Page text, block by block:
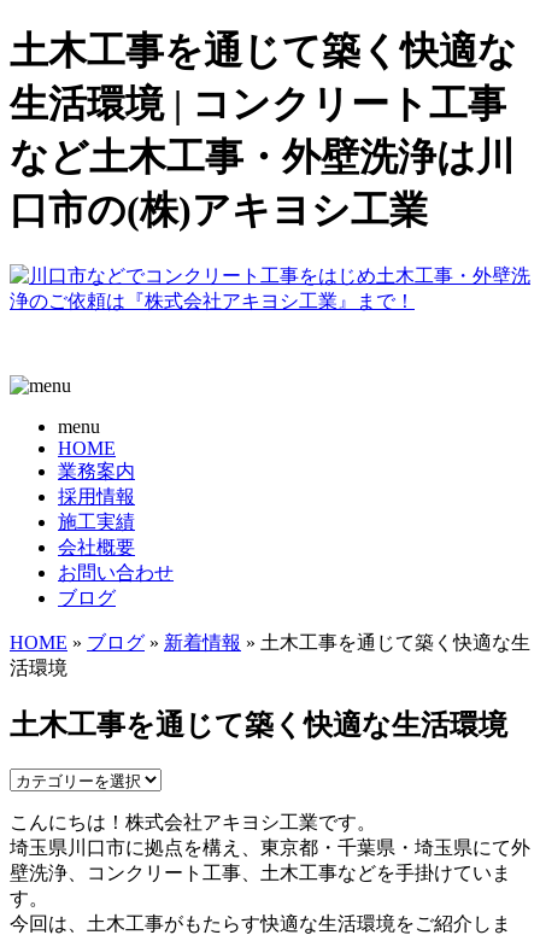
土木工事を通じて築く快適な
生活環境 | コンクリート工事
など土木工事・外壁洗浄は川
口市の(株)アキヨシ工業
menu
HOME
業務案内
採用情報
施工実績
会社概要
お問い合わせ
ブログ
HOME » ブログ » 新着情報 » 土木工事を通じて築く快適な生
活環境
土木工事を通じて築く快適な生活環境
こんにちは！株式会社アキヨシ工業です。
埼玉県川口市に拠点を構え、東京都・千葉県・埼玉県にて外
壁洗浄、コンクリート工事、土木工事などを手掛けていま
す。
今回は、土木工事がもたらす快適な生活環境をご紹介しま